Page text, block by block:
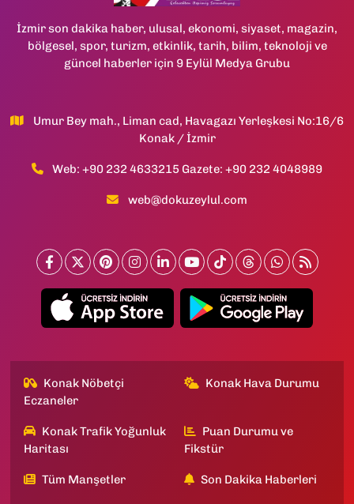
İzmir son dakika haber, ulusal, ekonomi, siyaset, magazin,
bölgesel, spor, turizm, etkinlik, tarih, bilim, teknoloji ve
güncel haberler için 9 Eylül Medya Grubu
Umur Bey mah., Liman cad, Havagazı Yerleşkesi No:16/6
Konak / İzmir
Web: +90 232 4633215 Gazete: +90 232 4048989
web@dokuzeylul.com
Konak Nöbetçi
Eczaneler
Konak Hava Durumu
Konak Trafik Yoğunluk
Haritası
Puan Durumu ve
Fikstür
Tüm Manşetler Son Dakika Haberleri